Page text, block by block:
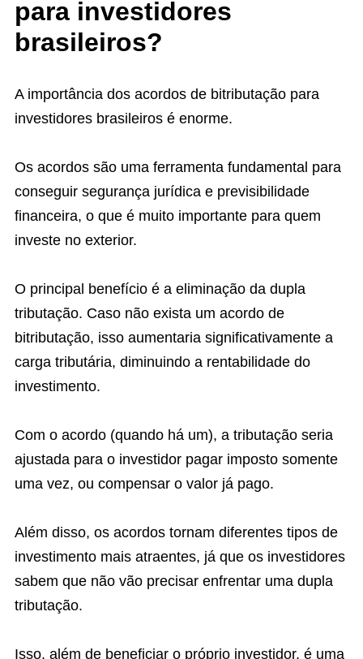
para investidores
brasileiros?
A importância dos acordos de bitributação para
investidores brasileiros é enorme.
Os acordos são uma ferramenta fundamental para
conseguir segurança jurídica e previsibilidade
financeira, o que é muito importante para quem
investe no exterior.
O principal benefício é a eliminação da dupla
tributação. Caso não exista um acordo de
bitributação, isso aumentaria significativamente a
carga tributária, diminuindo a rentabilidade do
investimento.
Com o acordo (quando há um), a tributação seria
ajustada para o investidor pagar imposto somente
uma vez, ou compensar o valor já pago.
Além disso, os acordos tornam diferentes tipos de
investimento mais atraentes, já que os investidores
sabem que não vão precisar enfrentar uma dupla
tributação.
Isso, além de beneficiar o próprio investidor, é uma